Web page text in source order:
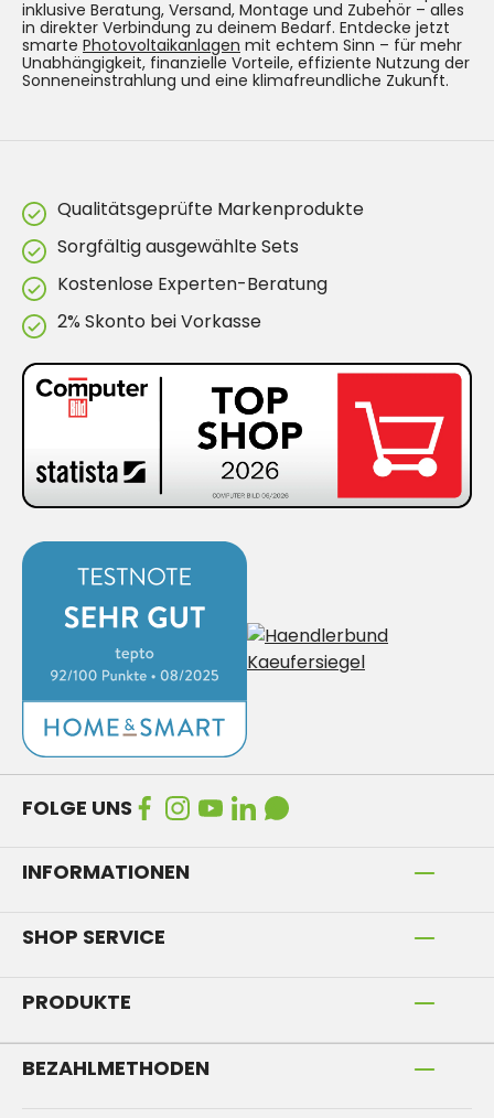
inklusive Beratung, Versand, Montage und Zubehör – alles
in direkter Verbindung zu deinem Bedarf. Entdecke jetzt
smarte Photovoltaikanlagen mit echtem Sinn – für mehr
Unabhängigkeit, finanzielle Vorteile, effiziente Nutzung der
Sonneneinstrahlung und eine klimafreundliche Zukunft.
Qualitätsgeprüfte Markenprodukte
Sorgfältig ausgewählte Sets
Kostenlose Experten-Beratung
2% Skonto bei Vorkasse
FOLGE UNS
INFORMATIONEN
SHOP SERVICE
PRODUKTE
BEZAHLMETHODEN